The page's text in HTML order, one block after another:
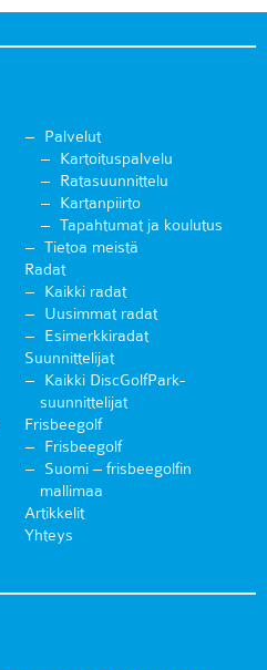
Palvelut
Kartoituspalvelu
Ratasuunnittelu
Kartanpiirto
Tapahtumat ja koulutus
Tietoa meistä
Radat
Kaikki radat
Uusimmat radat
Esimerkkiradat
Suunnittelijat
Kaikki DiscGolfPark-
suunnittelijat
Frisbeegolf
Frisbeegolf
Suomi – frisbeegolfin
mallimaa
Artikkelit
Yhteys